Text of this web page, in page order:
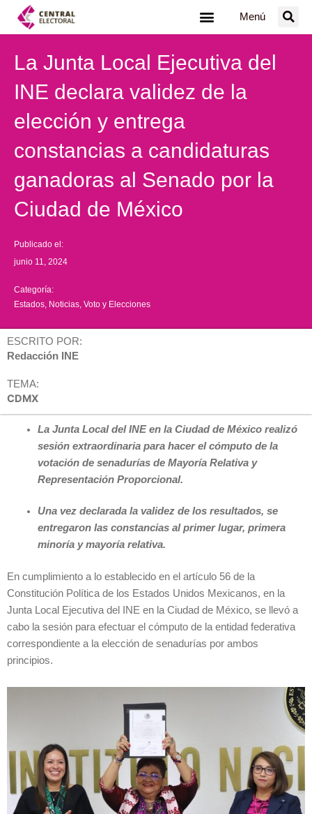
Menú
La Junta Local Ejecutiva del
INE declara validez de la
elección y entrega
constancias a candidaturas
ganadoras al Senado por la
Ciudad de México
Publicado el:
junio 11, 2024
Categoría:
Estados Noticias Voto y Elecciones
ESCRITO POR:
Redacción INE
TEMA:
CDMX
La Junta Local del INE en la Ciudad de México realizó
sesión extraordinaria para hacer el cómputo de la
votación de senadurías de Mayoría Relativa y
Representación Proporcional.
Una vez declarada la validez de los resultados, se
entregaron las constancias al primer lugar, primera
minoría y mayoría relativa.
En cumplimiento a lo establecido en el artículo 56 de la
Constitución Política de los Estados Unidos Mexicanos, en la
Junta Local Ejecutiva del INE en la Ciudad de México, se llevó a
cabo la sesión para efectuar el cómputo de la entidad federativa
correspondiente a la elección de senadurías por ambos
principios.